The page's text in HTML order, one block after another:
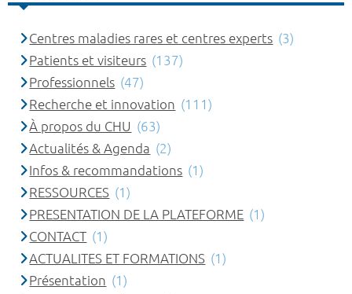
Centres maladies rares et centres experts (3)
Patients et visiteurs (137)
Professionnels (47)
Recherche et innovation (111)
À propos du CHU (63)
Actualités & Agenda (2)
Infos & recommandations (1)
RESSOURCES (1)
PRESENTATION DE LA PLATEFORME (1)
CONTACT (1)
ACTUALITES ET FORMATIONS (1)
Présentation (1)